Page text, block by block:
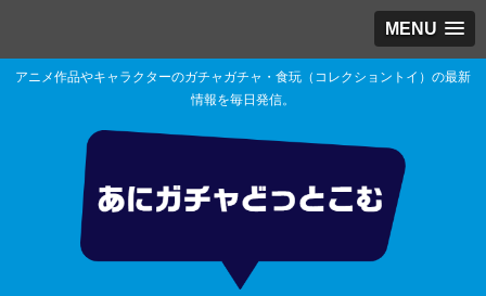
MENU
アニメ作品やキャラクターのガチャガチャ・食玩（コレクショントイ）の最新
情報を毎日発信。